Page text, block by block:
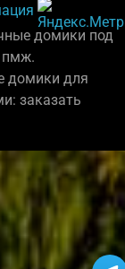
домики под
пмж.
домики для
заказать